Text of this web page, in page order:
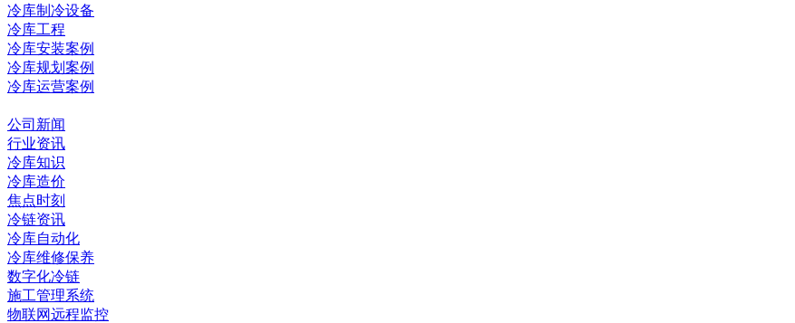
冷库制冷设备
冷库工程
冷库安装案例
冷库规划案例
冷库运营案例
公司新闻
行业资讯
冷库知识
冷库造价
焦点时刻
冷链资讯
冷库自动化
冷库维修保养
数字化冷链
施工管理系统
物联网远程监控